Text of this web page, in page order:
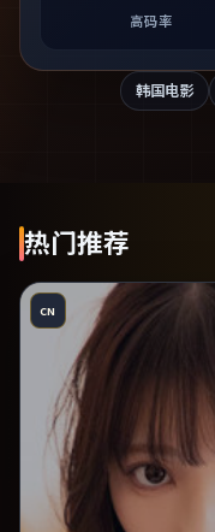
高码率
韩国电影
热门推荐
CN